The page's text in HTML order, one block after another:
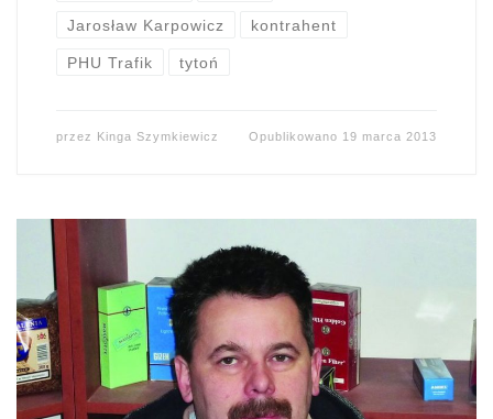
Jarosław Karpowicz kontrahent
PHU Trafik tytoń
przez Kinga Szymkiewicz Opublikowano 19 marca 2013